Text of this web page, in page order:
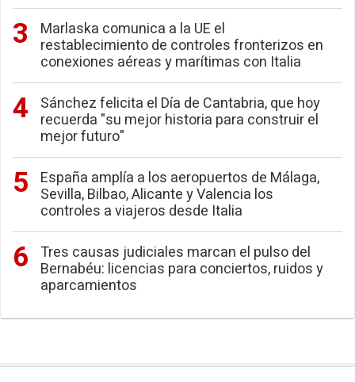
Marlaska comunica a la UE el
restablecimiento de controles fronterizos en
conexiones aéreas y marítimas con Italia
Sánchez felicita el Día de Cantabria, que hoy
recuerda "su mejor historia para construir el
mejor futuro"
España amplía a los aeropuertos de Málaga,
Sevilla, Bilbao, Alicante y Valencia los
controles a viajeros desde Italia
Tres causas judiciales marcan el pulso del
Bernabéu: licencias para conciertos, ruidos y
aparcamientos